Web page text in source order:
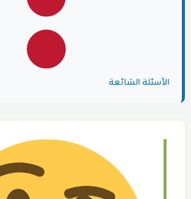
الأسئلة الشائعة